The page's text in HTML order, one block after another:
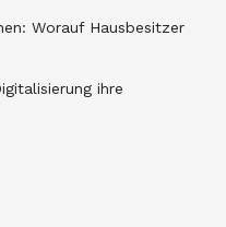
Worauf Hausbesitzer
ihre